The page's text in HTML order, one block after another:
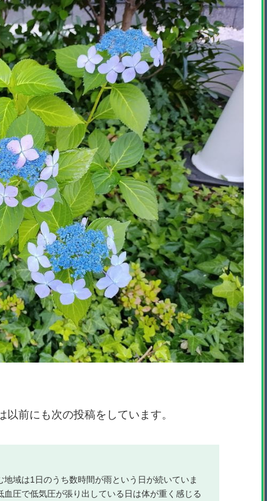
前にも次の投稿をしています。
域は1日のうち数時間が雨という日が続いていま
圧で低気圧が張り出している日は体が重く感じる